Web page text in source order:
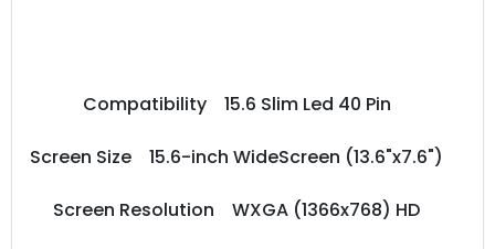
Compatibility 15.6 Slim Led 40 Pin
Screen Size 15.6-inch WideScreen (13.6"x7.6")
Screen Resolution WXGA (1366x768) HD